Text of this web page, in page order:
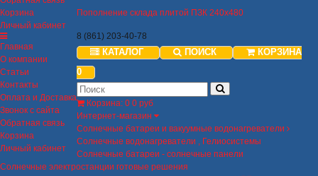
Корзина
Личный кабинет
Главная
О компании
Статьи
Контакты
Оплата и Доставка
Звонок с сайта
Обратная связь
Корзина
Личный кабинет
Пополнение склада плитой ПЗК 240х480
8 (861) 203-40-78
КАТАЛОГ ПОИСК
КОРЗИНА
0
Корзина: 0 0 руб
Интернет-магазин
Солнечные батареи и вакуумные водонагреватели
Солнечные водонагреватели , Гелиосистемы
Солнечные батареи - солнечные панели
Солнечные электростанции готовые решения